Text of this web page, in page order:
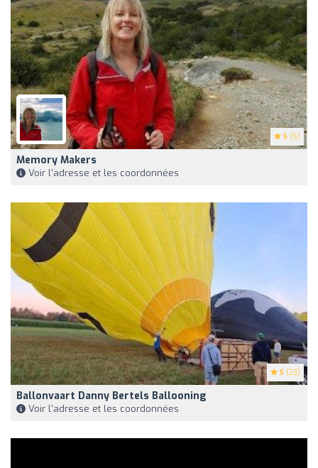
5 (5)
Memory Makers
Voir l'adresse et les coordonnées
5 (23)
Ballonvaart Danny Bertels Ballooning
Voir l'adresse et les coordonnées